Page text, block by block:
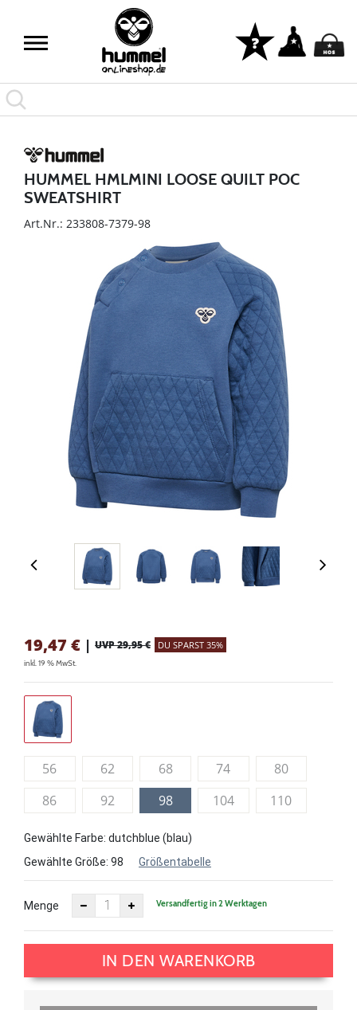
HUMMEL HMLMINI LOOSE QUILT POC
SWEATSHIRT
Art.Nr.: 233808-7379-98
19,47 € | UVP 29,95 € DU SPARST 35%
inkl. 19 % MwSt.
56 62 68 74
80
86
92 98 104 110
Gewählte Farbe: dutchblue (blau)
Gewählte Größe: 98 Größentabelle
Menge Versandfertig in 2 Werktagen
IN DEN WARENKORB